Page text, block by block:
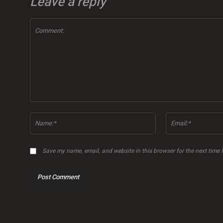
Save my name, email, and website in this browser for the next time